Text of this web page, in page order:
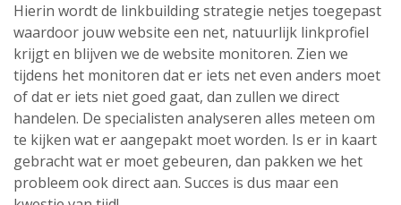
Hierin wordt de linkbuilding strategie netjes toegepast
waardoor jouw website een net, natuurlijk linkprofiel
krijgt en blijven we de website monitoren. Zien we
tijdens het monitoren dat er iets net even anders moet
of dat er iets niet goed gaat, dan zullen we direct
handelen. De specialisten analyseren alles meteen om
te kijken wat er aangepakt moet worden. Is er in kaart
gebracht wat er moet gebeuren, dan pakken we het
probleem ook direct aan. Succes is dus maar een